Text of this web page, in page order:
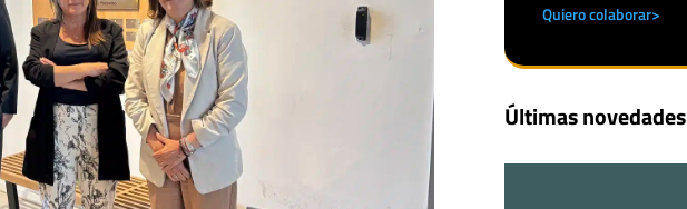
Quiero colaborar>
Últimas novedades